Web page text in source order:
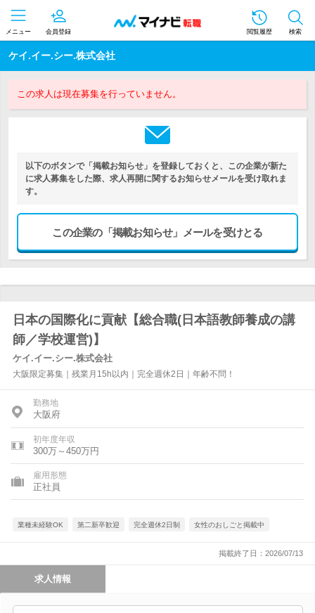
メニュー 会員登録 閲覧履歴 検索
ケイ.イー.シー.株式会社
この求人は現在募集を行っていません。
以下のボタンで「掲載お知らせ」を登録しておくと、この企業が新た
に求人募集をした際、求人再開に関するお知らせメールを受け取れま
す。
この企業の「掲載お知らせ」メールを受けとる
日本の国際化に貢献【総合職(日本語教師養成の講
師／学校運営)】
ケイ.イー.シー.株式会社
大阪限定募集｜残業月15h以内｜完全週休2日｜年齢不問！
勤務地
大阪府
初年度年収
300万～450万円
雇用形態
正社員
業種未経験OK 第二新卒歓迎 完全週休2日制 女性のおしごと掲載中
掲載終了日：2026/07/13
求人情報